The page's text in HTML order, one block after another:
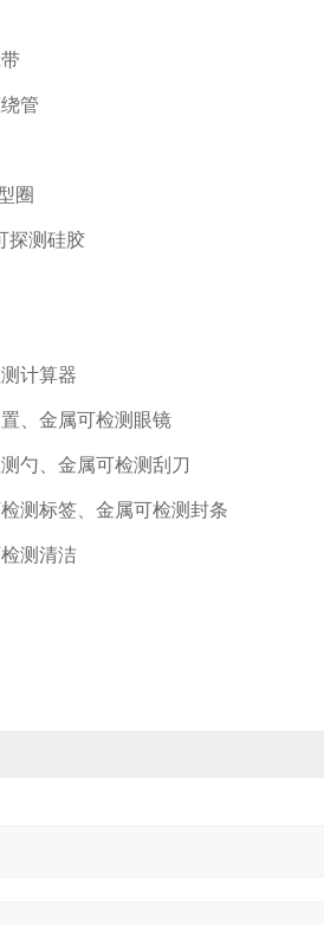
管
圈
探测硅胶
计算器
、金属可检测眼镜
勺、金属可检测刮刀
测标签、金属可检测封条
测清洁